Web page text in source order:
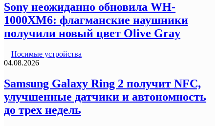
Sony неожиданно обновила WH-
1000XM6: флагманские наушники
получили новый цвет Olive Gray
Носимые устройства
04.08.2026
Samsung Galaxy Ring 2 получит NFC,
улучшенные датчики и автономность
до трех недель